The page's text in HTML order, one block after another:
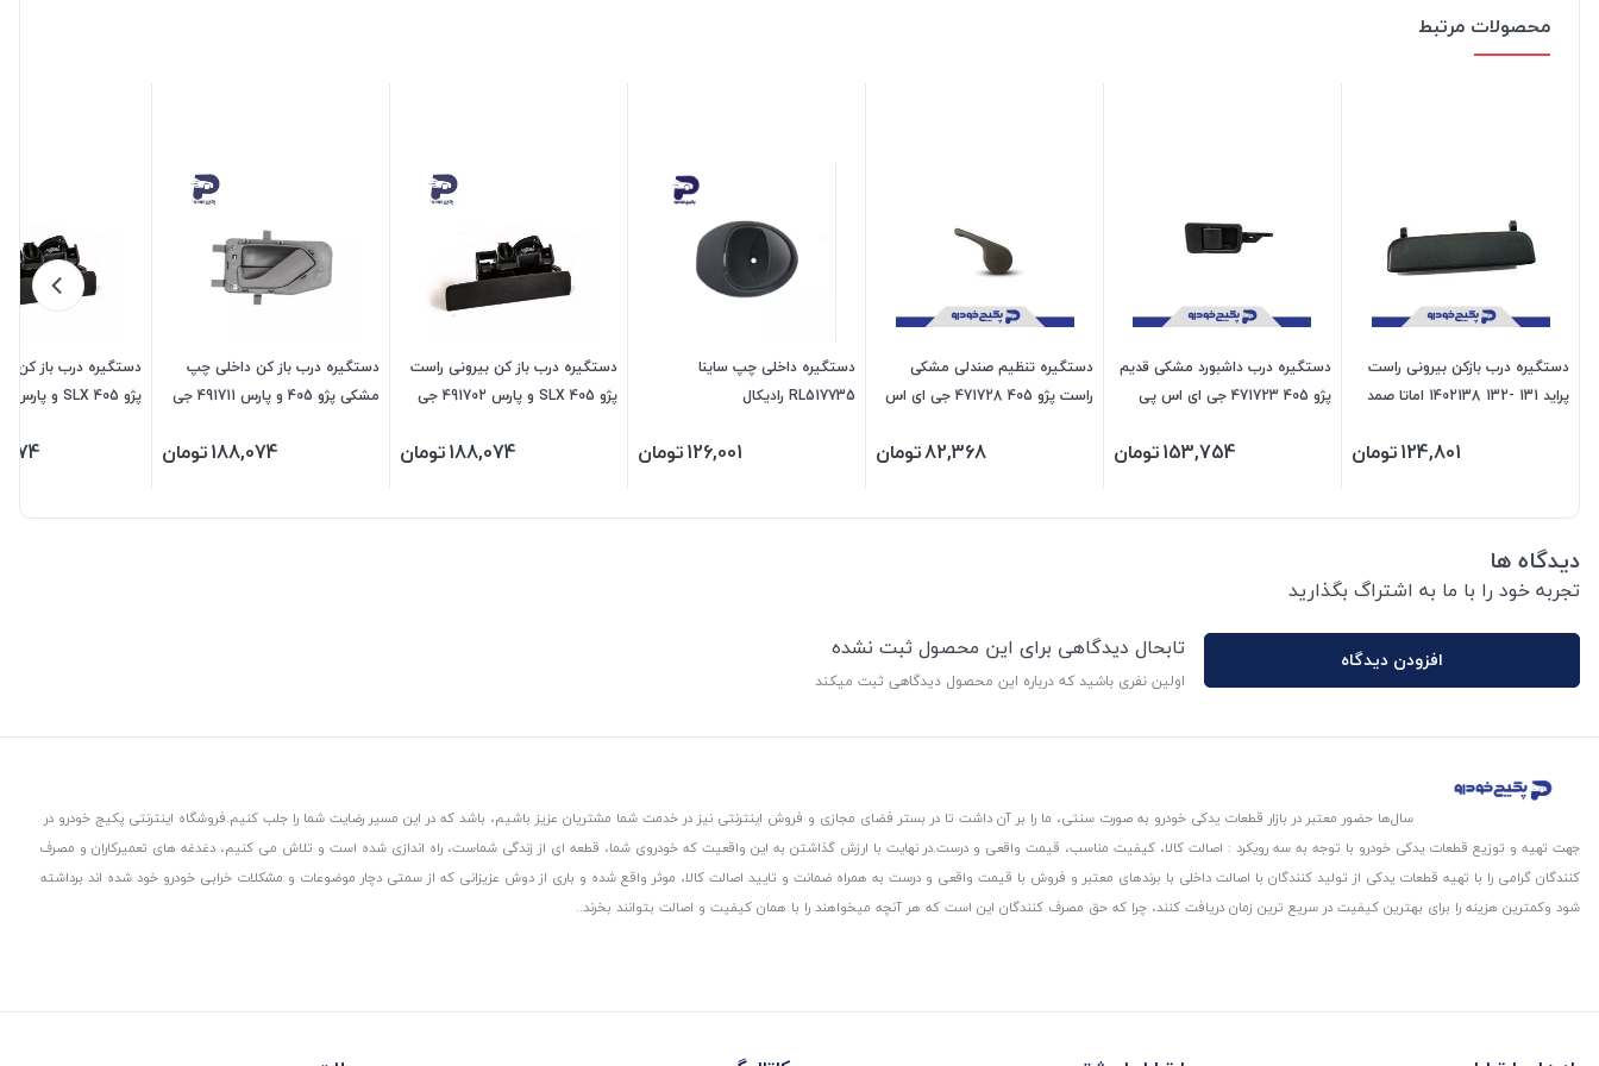
محصولات مرتبط
دستگیره درب بازکن بیرونی راست
پراید 131 -132 1402138 اماتا صمد
124,801تومان
دستگیره درب داشبورد مشکی قدیم
پژو 405 471723 جی ای اس پی
153,754تومان
دستگیره تنظیم صندلی مشکی
راست پژو 405 471728 جی ای اس
82,368تومان
دستگیره داخلی چپ ساینا
RL517735 رادیکال
126,001تومان
دستگیره درب باز کن بیرونی راست
پژو 405 SLX و پارس 491702 جی
188,074تومان
دستگیره درب باز کن داخلی چپ
مشکی پژو 405 و پارس 491711 جی
188,074تومان
دستگیره درب باز کن
دیدگاه ها
تجربه خود را با ما به اشتراگ بگذارید
افزودن دیدگاه تابحال دیدگاهی برای این محصول ثبت نشده
اولین نفری باشید که درباره این محصول دیدگاهی ثبت میکند
سال‌ها حضور معتبر در بازار قطعات یدکی خودرو به صورت سنتی، ما را بر آن داشت تا در بستر فضای مجازی و فروش اینترنتی نیز در خدمت شما مشتریان عزیز باشیم، باشد که در این مسیر رضایت شما را جلب کنیم.فروشگاه اینترنتی پکیج خودرو در
جهت تهیه و توزیع قطعات یدکی خودرو با توجه به سه رویکرد : اصالت کالا، کیفیت مناسب، قیمت واقعی و درست.در نهایت با ارزش گذاشتن به این واقعیت که خودروی شما، قطعه ای از زندگی شماست، راه اندازی شده است و تلاش می کنیم، دغدغه های تعمیرکاران و مصرف
کنندگان گرامی را با تهیه قطعات یدکی از تولید کنندگان با اصالت داخلی با برندهای معتبر و فروش با قیمت واقعی و درست به همراه ضمانت و تایید اصالت کالا، موثر واقع شده و باری از دوش عزیزانی که از سمتی دچار موضوعات و مشکلات خرابی خودرو خود شده اند برداشته
شود و‌کمترین هزینه را برای بهترین کیفیت در سریع ترین زمان دریافت کنند، چرا که حق مصرف کنندگان این است که هر آنچه میخواهند را با همان کیفیت و اصالت بتوانند بخرند..